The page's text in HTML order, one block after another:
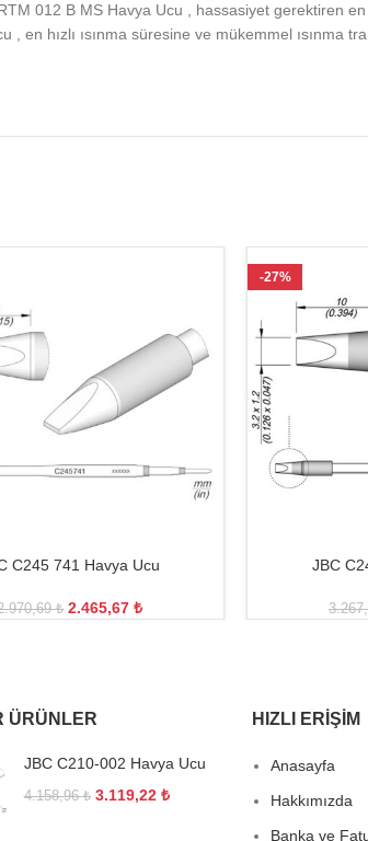
012 B MS Havya Ucu , hassasiyet gerektiren
en hızlı ısınma süresine ve mükemmel ısınma
C245 741 Havya Ucu
₺ 2.465,67 ₺
-27%
JBC
ÜRÜNLER
JBC C210-002 Havya Ucu
4.158,96₺ 3.119,22 ₺
HIZLI ERIŞIM
Anasayfa
Hakkımızda
Banka ve